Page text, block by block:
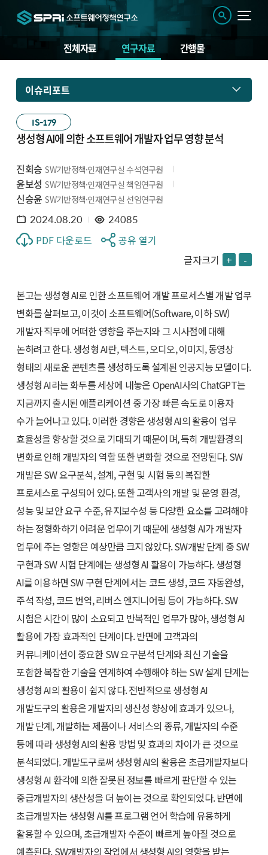
전체자료 연구자료 간행물
이슈리포트
IS-179
생성형 AI에 의한 소프트웨어 개발자 업무 영향 분석
진회승 SW기반정책·인재연구실 수석연구원
윤보성 SW기반정책·인재연구실 책임연구원
신승윤 SW기반정책·인재연구실 선임연구원
2024.08.20 24085
PDF 다운로드
공유 열기
글자크기 + -
본고는 생성형 AI로 인한 소프트웨어 개발 프로세스별 개발 업무
변화를 살펴보고, 이것이 소프트웨어(Software, 이하 SW)
개발자 직무에 어떠한 영향을 주는지와 그 시사점에 대해
논하려고 한다. 생성형 AI란, 텍스트, 오디오, 이미지, 동영상
형태의 새로운 콘텐츠를 생성하도록 설계된 인공지능 모델이다.
생성형 AI라는 화두를 세상에 내놓은 OpenAI사의 ChatGPT는
지금까지 출시된 애플리케이션 중 가장 빠른 속도로 이용자
수가 늘어나고 있다. 이러한 경향은 생성형 AI의 활용이 업무
효율성을 향상할 것으로 기대되기 때문이며, 특히 개발환경의
변화로 인해 개발자의 역할 또한 변화할 것으로 전망된다. SW
개발은 SW 요구분석, 설계, 구현 및 시험 등의 복잡한
프로세스로 구성되어 있다. 또한 고객사의 개발 및 운영 환경,
성능 및 보안 요구 수준, 유지보수성 등 다양한 요소를 고려해야
하는 정형화하기 어려운 업무이기 때문에 생성형 AI가 개발자
업무에 주는 영향은 예상만큼 크지 않았다. SW개발 단계 중 SW
구현과 SW 시험 단계에는 생성형 AI 활용이 가능하다. 생성형
AI를 이용하면 SW 구현 단계에서는 코드 생성, 코드 자동완성,
주석 작성, 코드 번역, 리버스 엔지니어링 등이 가능하다. SW
시험은 시간이 많이 소요되고 반복적인 업무가 많아, 생성형 AI
활용에 가장 효과적인 단계이다. 반면에 고객과의
커뮤니케이션이 중요한 SW 요구분석 단계와 최신 기술을
포함한 복잡한 기술을 연계하여 수행해야 하는 SW 설계 단계는
생성형 AI의 활용이 쉽지 않다. 전반적으로 생성형 AI
개발도구의 활용은 개발자의 생산성 향상에 효과가 있으나,
개발 단계, 개발하는 제품이나 서비스의 종류, 개발자의 수준
등에 따라 생성형 AI의 활용 방법 및 효과의 차이가 큰 것으로
분석되었다. 개발도구로써 생성형 AI의 활용은 초급개발자보다
생성형 AI 환각에 의한 잘못된 정보를 빠르게 판단할 수 있는
중급개발자의 생산성을 더 높이는 것으로 확인되었다. 반면에
초급개발자는 생성형 AI를 프로그램 언어 학습에 유용하게
활용할 수 있으며, 초급개발자 수준이 빠르게 높아질 것으로
예측된다. SW개발자의 작업에서 생성형 AI의 영향을 받는